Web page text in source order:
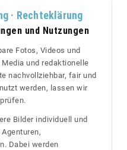
· Rechteklärung
und Nutzungen
Fotos, Videos und
und redaktionelle
nachvollziehbar, fair und
werden, lassen wir
Bilder individuell und
Dabei werden